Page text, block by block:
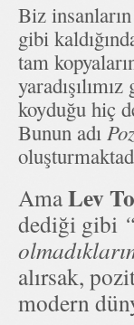
Biz
gibi
tam
koyduğu hiç
Bunun adı
AmaLev
dediği gibi
alırsak,
modern